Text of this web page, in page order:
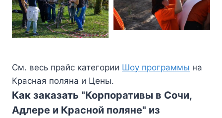
См. весь прайс категории Шоу программы на
Красная поляна и Цены.
Как заказать "Корпоративы в Сочи,
Адлере и Красной поляне" из